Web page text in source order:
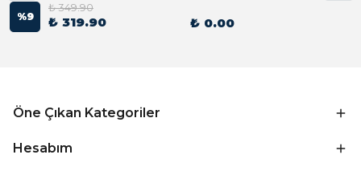
%9
₺ 349.90
₺ 319.90 ₺ 0.00
Öne Çıkan Kategoriler
Hesabım